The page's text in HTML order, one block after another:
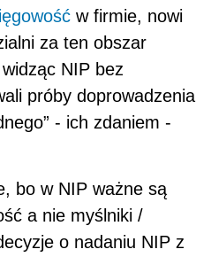
w firmie, nowi
za ten obszar
NIP bez
próby doprowadzenia
- ich zdaniem -
bo w NIP ważne są
a nie myślniki /
o nadaniu NIP z